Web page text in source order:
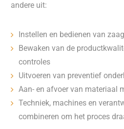
andere uit:
Instellen en bedienen van
Bewaken van de
controles
Uitvoeren van preventief
Aan- en afvoer van materiaal
Techniek, machines en
combineren om het proces